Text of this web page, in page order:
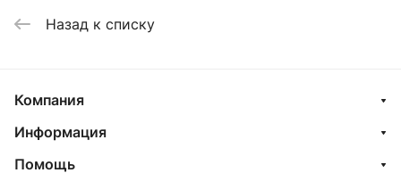
Назад к списку
Компания
Информация
Помощь